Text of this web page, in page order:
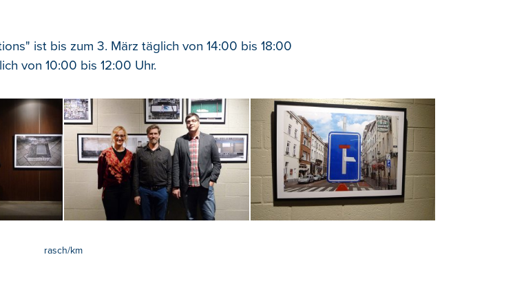
ist bis zum 3. März täglich von 14:00 bis 18:00
von 10:00 bis 12:00 Uhr.
rasch/km